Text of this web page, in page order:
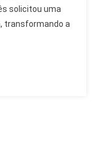
solicitou uma
transformando a